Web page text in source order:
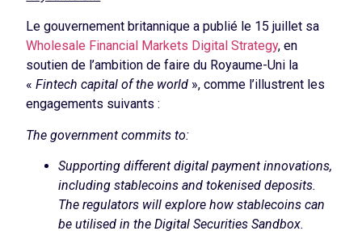
Le gouvernement britannique a publié le 15 juillet sa
Wholesale Financial Markets Digital Strategy, en
soutien de l’ambition de faire du Royaume-Uni la
«Fintech capital of the world », comme l’illustrent les
engagements suivants :
The government commits to:
Supporting different digital payment innovations,
including stablecoins and tokenised deposits.
The regulators will explore how stablecoins can
be utilised in the Digital Securities Sandbox.